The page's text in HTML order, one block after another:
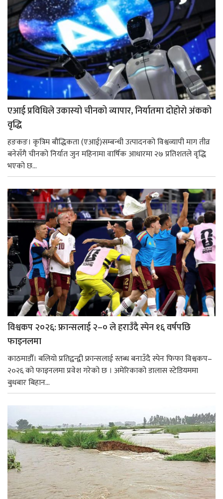
एआई प्रविधिले उकास्यो चीनको व्यापार, निर्यातमा दोहोरो अंकको
वृद्धि
हङकङ। कृत्रिम बौद्धिकता (एआई)सम्बन्धी उत्पादनको विश्वव्यापी माग तीव्र
बनेसँगै चीनको निर्यात जुन महिनामा वार्षिक आधारमा २७ प्रतिशतले वृद्धि
भएको छ...
विश्वकप २०२६: फ्रान्सलाई २–० ले हराउँदै स्पेन १६ वर्षपछि
फाइनलमा
काठमाडौँ। बलियो प्रतिद्वन्द्वी फ्रान्सलाई स्तब्ध बनाउँदै स्पेन फिफा विश्वकप–
२०२६ को फाइनलमा प्रवेश गरेको छ । अमेरिकाको डालास स्टेडियममा
बुधबार बिहान...